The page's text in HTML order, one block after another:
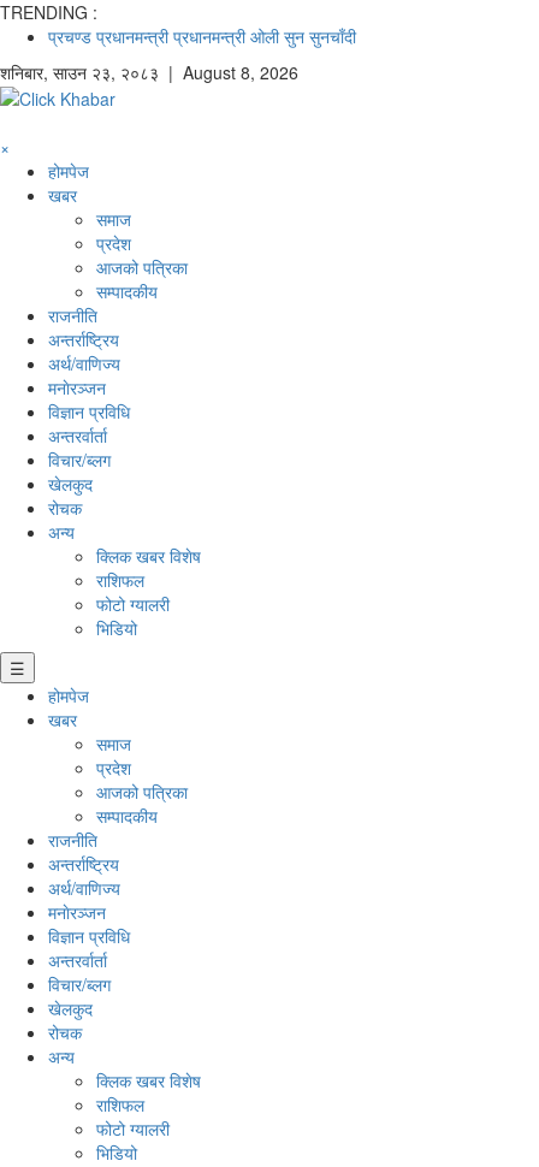
TRENDING :
प्रचण्ड प्रधानमन्त्री प्रधानमन्त्री ओली सुन सुनचाँदी
शनिबार, साउन २३, २०८३ | August 8, 2026
×
होमपेज
खबर
समाज
प्रदेश
आजको पत्रिका
सम्पादकीय
राजनीति
अन्तर्राष्ट्रिय
अर्थ/वाणिज्य
मनाेरञ्जन
विज्ञान प्रविधि
अन्तरर्वार्ता
विचार/ब्लग
खेलकुद
रोचक
अन्य
क्लिक खबर विशेष
राशिफल
फोटो ग्यालरी
भिडियो
☰
होमपेज
खबर
समाज
प्रदेश
आजको पत्रिका
सम्पादकीय
राजनीति
अन्तर्राष्ट्रिय
अर्थ/वाणिज्य
मनाेरञ्जन
विज्ञान प्रविधि
अन्तरर्वार्ता
विचार/ब्लग
खेलकुद
रोचक
अन्य
क्लिक खबर विशेष
राशिफल
फोटो ग्यालरी
भिडियो